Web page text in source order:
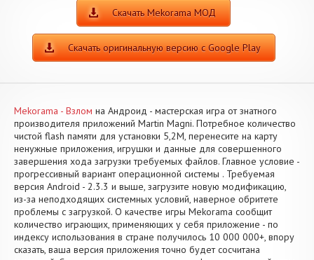
Скачать Mekorama МОД
Скачать оригинальную версию с Google Play
Mekorama - Взлом на Андроид - мастерская игра от знатного
производителя приложений Martin Magni. Потребное количество
чистой flash памяти для установки 5,2M, перенесите на карту
ненужные приложения, игрушки и данные для совершенного
завершения хода загрузки требуемых файлов. Главное условие -
прогрессивный вариант операционной системы . Требуемая
версия Android - 2.3.3 и выше, загрузите новую модификацию,
из-за неподходящих системных условий, наверное обритете
проблемы с загрузкой. О качестве игры Mekorama сообщит
количество играющих, применяющих у себя приложение - по
индексу использования в стране получилось 10 000 000+, впору
сказать, ваша версия приложения точно будет сосчитана